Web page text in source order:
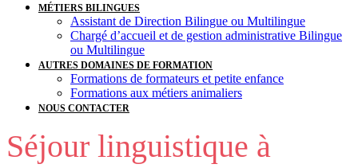
MÉTIERS BILINGUES
Assistant de Direction Bilingue ou Multilingue
Chargé d’accueil et de gestion administrative Bilingue
ou Multilingue
AUTRES DOMAINES DE FORMATION
Formations de formateurs et petite enfance
Formations aux métiers animaliers
NOUS CONTACTER
Séjour linguistique à